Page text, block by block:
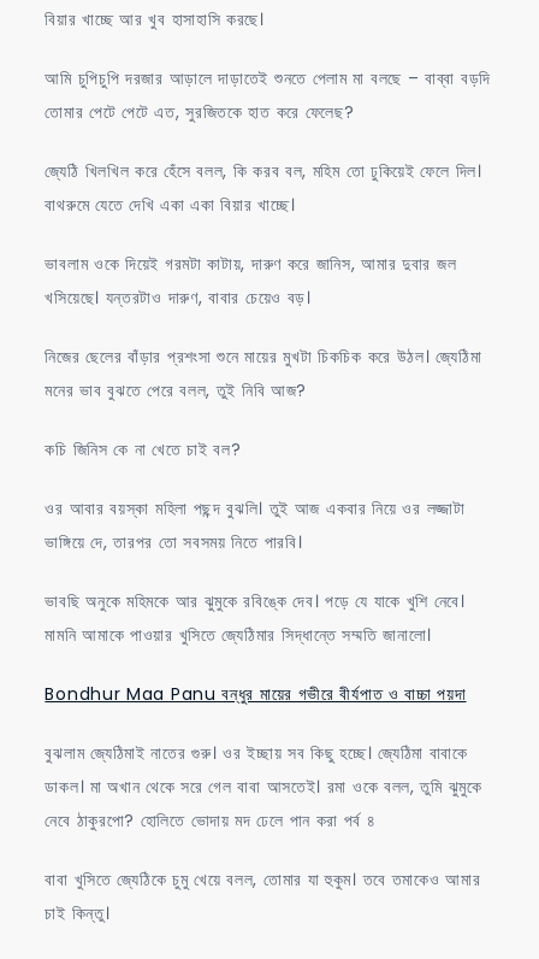
বিয়ার খাচ্ছে আর খুব হাসাহাসি করছে।
আমি চুপিচুপি দরজার আড়ালে দাড়াতেই শুনতে পেলাম মা বলছে – বাব্বা বড়দি
তোমার পেটে পেটে এত, সুরজিতকে হাত করে ফেলেছ?
জ্যেঠি খিলখিল করে হেঁসে বলল, কি করব বল, মহিম তো ঢুকিয়েই ফেলে দিল।
বাথরুমে যেতে দেখি একা একা বিয়ার খাচ্ছে।
ভাবলাম ওকে দিয়েই গরমটা কাটায়, দারুণ করে জানিস, আমার দুবার জল
খসিয়েছে। যন্তরটাও দারুণ, বাবার চেয়েও বড়।
নিজের ছেলের বাঁড়ার প্রশংসা শুনে মায়ের মুখটা চিকচিক করে উঠল। জ্যেঠিমা
মনের ভাব বুঝতে পেরে বলল, তুই নিবি আজ?
কচি জিনিস কে না খেতে চাই বল?
ওর আবার বয়স্কা মহিলা পছন্দ বুঝলি। তুই আজ একবার নিয়ে ওর লজ্জাটা
ভাঙ্গিয়ে দে, তারপর তো সবসময় নিতে পারবি।
ভাবছি অনুকে মহিমকে আর ঝুমুকে রবিঙ্কে দেব। পড়ে যে যাকে খুশি নেবে।
মামনি আমাকে পাওয়ার খুসিতে জ্যেঠিমার সিদ্ধান্তে সম্মতি জানালো।
Bondhur Maa Panu বন্ধুর মায়ের গভীরে বীর্যপাত ও বাচ্চা পয়দা
বুঝলাম জ্যেঠিমাই নাতের গুরু। ওর ইচ্ছায় সব কিছু হচ্ছে। জ্যেঠিমা বাবাকে
ডাকল। মা অখান থেকে সরে গেল বাবা আসতেই। রমা ওকে বলল, তুমি ঝুমুকে
নেবে ঠাকুরপো? হোলিতে ভোদায় মদ ঢেলে পান করা পর্ব ৪
বাবা খুসিতে জ্যেঠিকে চুমু খেয়ে বলল, তোমার যা হুকুম। তবে তমাকেও আমার
চাই কিন্তু।